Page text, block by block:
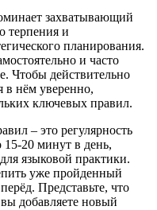
захватывающий
терпения и
планирования.
и часто
Чтобы действительно
в нём уверенно,
ключевых правил.
– это регулярность
15-20 минут в день,
языковой практики.
уже пройденный
Представьте, что
добавляете новый